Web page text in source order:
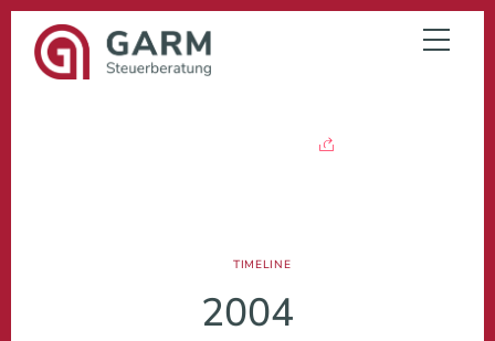
Skip
content
Menu
TIMELINE
2004